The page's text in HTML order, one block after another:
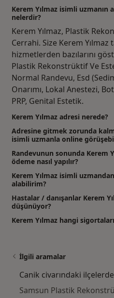
Kerem Yılmaz isimli uzmanın
nelerdir?
Kerem Yılmaz, Plastik
Cerrahi. Size Kerem
hizmetlerden bazılarını
Plastik Rekonstrüktif Ve
Normal Randevu, Esd
Onarımı, Lokal Anestezi,
PRP, Genital Estetik.
Kerem Yılmaz adresi nerede?
Adresine gitmek zorunda
isimli uzmanla online
Randevunun sonunda Kerem
ödeme nasıl yapılır?
Kerem Yılmaz isimli
alabilirim?
Hastalar / danışanlar Kerem
düşünüyor?
Kerem Yılmaz hangi
İlgili aramalar
Canik civarındaki
Samsun Plastik